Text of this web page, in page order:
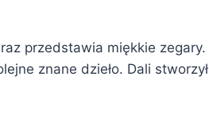
przedstawia miękkie zegary.
znane dzieło. Dali stworzył